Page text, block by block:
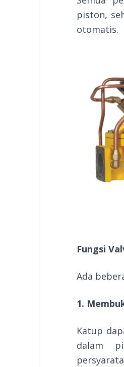
piston,
otomatis.
Fungsi
Ada
1.
Katup
dalam